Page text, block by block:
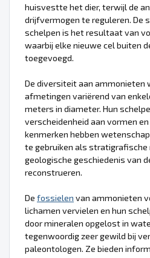
huisvestte het dier, terwijl de
drijfvermogen te reguleren. De
schelpen is het resultaat van
waarbij elke nieuwe cel buiten
toegevoegd.
De diversiteit aan ammonieten
afmetingen variërend van
meters in diameter. Hun
verscheidenheid aan vormen
kenmerken hebben
te gebruiken als stratigrafische
geologische geschiedenis van
reconstrueren.
De fossielen van ammonieten
lichamen vervielen en hun
door mineralen opgelost in
tegenwoordig zeer gewild bij
paleontologen. Ze bieden